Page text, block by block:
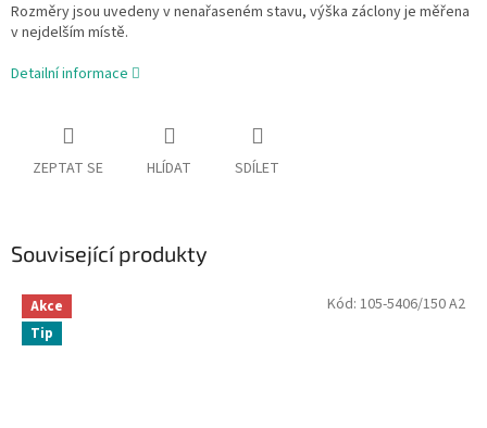
Rozměry jsou uvedeny v nenařaseném stavu, výška záclony je měřena
v nejdelším místě.
Detailní informace
ZEPTAT SE HLÍDAT SDÍLET
Související produkty
Akce
Tip
Kód: 105-5406/150 A2